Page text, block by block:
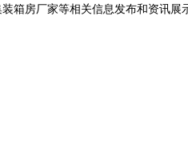
箱房厂家等相关信息发布和资讯展